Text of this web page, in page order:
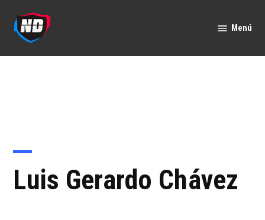
contenido
Menú
Luis Gerardo Chávez